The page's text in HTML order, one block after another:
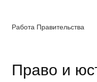
Работа Правительства
Право и